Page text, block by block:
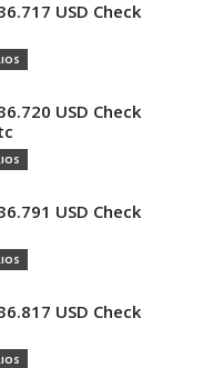
USD Check
USD Check
USD Check
USD Check